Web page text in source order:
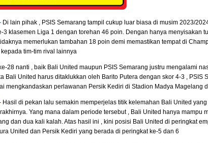
Di lain pihak , PSIS Semarang tampil cukup luar biasa di musim 2023/
3 klasemen Liga 1 dengan torehan 46 poin. Dengan hanya menyisakan
memerlukan tambahan 18 poin demi memastikan tempat di
tim-tim rival lainnya
28 nanti , baik Bali United maupun PSIS Semarang justru mengalami
Bali United harus ditaklukkan oleh Barito Putera dengan skor 4-3 , PSIS
mengkandaskan perlawanan Persik Kediri di Stadion Madya Magelang
Hasil di pekan lalu semakin memperjelas titik kelemahan Bali United
Yang mana dalam periode tersebut , Bali United hanya mampu
dan dua kali kalah. Atas hasil ini , kini posisi Bali United di peringkat
United dan Persik Kediri yang berada di peringkat ke-5 dan 6